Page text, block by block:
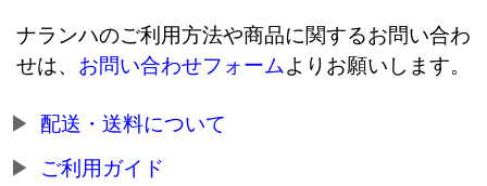
ナランハのご利用方法や商品に関するお問い合わ
せは、 お問い合わせフォームよりお願いします。
配送・送料について
ご利用ガイド